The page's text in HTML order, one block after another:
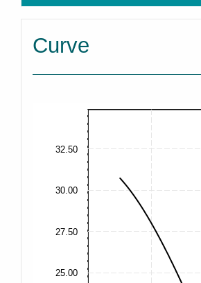
Curve
25.00
27.50
30.00
32.50